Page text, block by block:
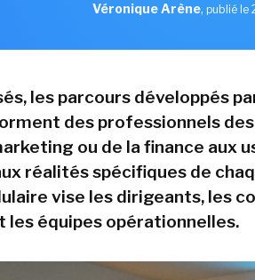
Véronique Arène, publié le
les parcours développés
des professionnels des
ou de la finance aux
réalités spécifiques de
vise les dirigeants, les
les équipes opérationnelles.